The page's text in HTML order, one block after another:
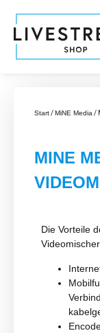
Start/MiNE Media/
MINE
Die Vorteile